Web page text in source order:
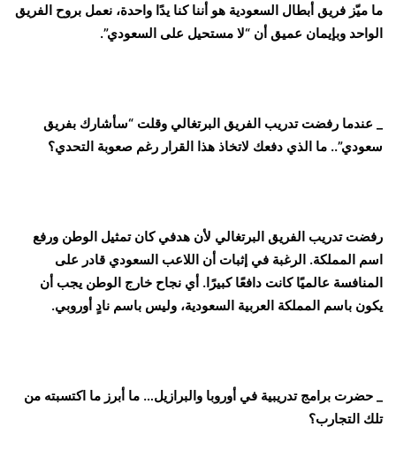
ما ميّز فريق أبطال السعودية هو أننا كنا يدًا واحدة، نعمل بروح الفريق
الواحد وبإيمان عميق أن “لا مستحيل على السعودي”.
_ عندما رفضت تدريب الفريق البرتغالي وقلت “سأشارك بفريق
سعودي”.. ما الذي دفعك لاتخاذ هذا القرار رغم صعوبة التحدي؟
رفضت تدريب الفريق البرتغالي لأن هدفي كان تمثيل الوطن ورفع
اسم المملكة. الرغبة في إثبات أن اللاعب السعودي قادر على
المنافسة عالميًا كانت دافعًا كبيرًا. أي نجاح خارج الوطن يجب أن
يكون باسم المملكة العربية السعودية، وليس باسم نادٍ أوروبي.
_ حضرت برامج تدريبية في أوروبا والبرازيل… ما أبرز ما اكتسبته من
تلك التجارب؟